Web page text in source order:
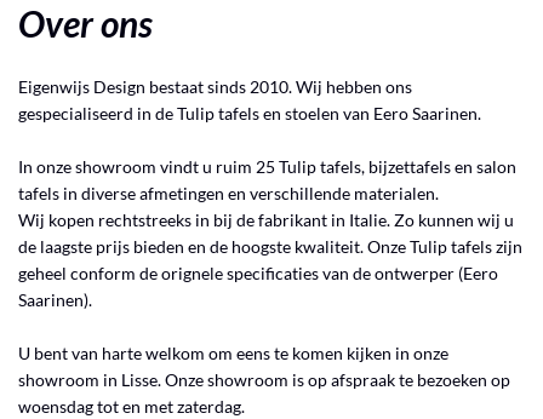
Over ons
Eigenwijs Design bestaat sinds 2010. Wij hebben ons
gespecialiseerd in de Tulip tafels en stoelen van Eero Saarinen.
In onze showroom vindt u ruim 25 Tulip tafels, bijzettafels en salon
tafels in diverse afmetingen en verschillende materialen.
Wij kopen rechtstreeks in bij de fabrikant in Italie. Zo kunnen wij u
de laagste prijs bieden en de hoogste kwaliteit. Onze Tulip tafels zijn
geheel conform de orignele specificaties van de ontwerper (Eero
Saarinen).
U bent van harte welkom om eens te komen kijken in onze
showroom in Lisse. Onze showroom is op afspraak te bezoeken op
woensdag tot en met zaterdag.